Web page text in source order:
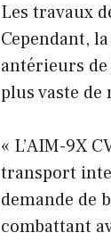
Les travaux
Cependant,
antérieurs de
plus vaste de
« L’AIM-9X
transport
demande de
combattant